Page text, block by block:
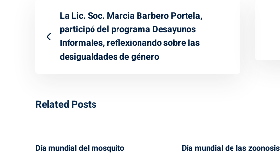
La Lic. Soc. Marcia Barbero Portela,
participó del programa Desayunos
Informales, reflexionando sobre las
desigualdades de género
Related Posts
Día mundial del mosquito Día mundial de las zoonosis